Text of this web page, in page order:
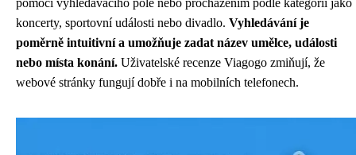
pomocí vyhledávacího pole nebo procházením podle kategorií jako
koncerty, sportovní události nebo divadlo. Vyhledávání je
poměrně intuitivní a umožňuje zadat název umělce, události
nebo místa konání. Uživatelské recenze Viagogo zmiňují, že
webové stránky fungují dobře i na mobilních telefonech.